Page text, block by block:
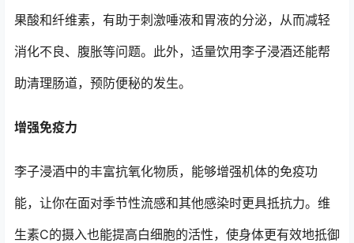
果酸和纤维素，有助于刺激唾液和胃液的分泌，从而减轻
消化不良、腹胀等问题。此外，适量饮用李子浸酒还能帮
助清理肠道，预防便秘的发生。
增强免疫力
李子浸酒中的丰富抗氧化物质，能够增强机体的免疫功
能，让你在面对季节性流感和其他感染时更具抵抗力。维
生素C的摄入也能提高白细胞的活性，使身体更有效地抵御